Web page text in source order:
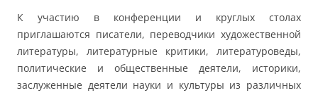
К участию в конференции и круглых столах
приглашаются писатели, переводчики художественной
литературы, литературные критики, литературоведы,
политические и общественные деятели, историки,
заслуженные деятели науки и культуры из различных